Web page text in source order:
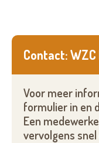
Contact: WZC
Voor meer
formulier in en
Een
vervolgens